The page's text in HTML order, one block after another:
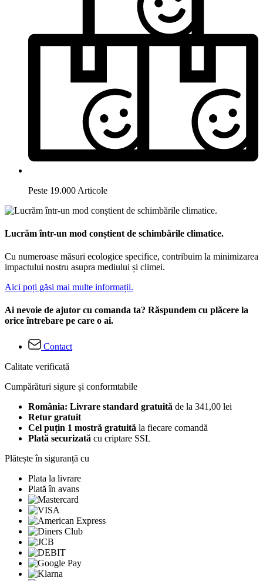
Peste 19.000 Articole
Lucrăm într-un mod conștient de schimbările climatice.
Cu numeroase măsuri ecologice specifice, contribuim la minimizarea
impactului nostru asupra mediului și climei.
Aici poți găsi mai multe informații.
Ai nevoie de ajutor cu comanda ta? Răspundem cu plăcere la
orice întrebare pe care o ai.
Contact
Calitate verificată
Cumpărături sigure și conformtabile
România: Livrare standard gratuită de la 341,00 lei
Retur gratuit
Cel puțin 1 mostră gratuită la fiecare comandă
Plată securizată cu criptare SSL
Plătește în siguranță cu
Plata la livrare
Plată în avans